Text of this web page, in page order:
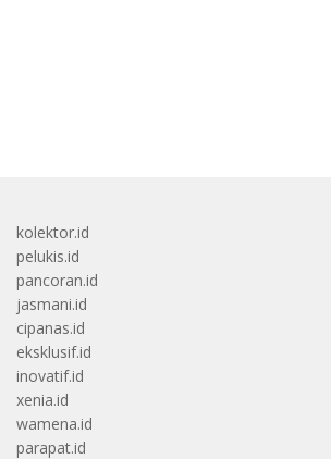
kolektor.id
pelukis.id
pancoran.id
jasmani.id
cipanas.id
eksklusif.id
inovatif.id
xenia.id
wamena.id
parapat.id